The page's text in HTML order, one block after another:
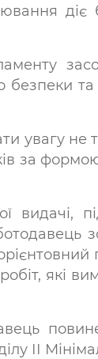
діє
та
увагу не
за
видачі,
які
ІІ